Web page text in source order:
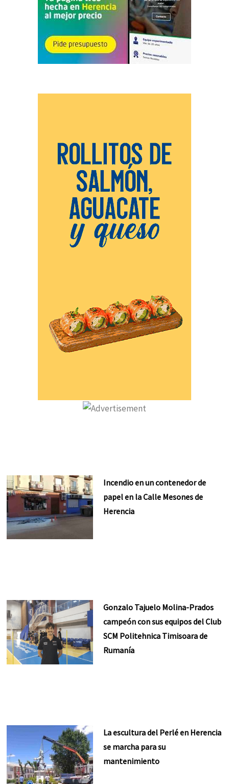
Incendio en un contenedor de
papel en la Calle Mesones de
Herencia
Gonzalo Tajuelo Molina-Prados
campeón con sus equipos del Club
SCM Politehnica Timisoara de
Rumanía
La escultura del Perlé en Herencia
se marcha para su
mantenimiento